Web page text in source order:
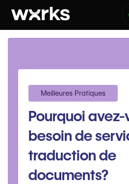
Meilleures Pratiques
Pourquoi avez-
besoin de
traduction de
documents?